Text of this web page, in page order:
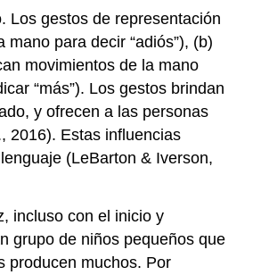
Los gestos de representación
para decir “adiós”), (b)
movimientos de la mano
“más”). Los gestos brindan
y ofrecen a las personas
2016). Estas influencias
(LeBarton & Iverson,
incluso con el inicio y
grupo de niños pequeños que
producen muchos. Por